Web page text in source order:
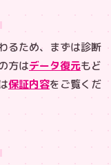
るため、まずは診断
方はデータ復元もど
保証内容をご覧くだ